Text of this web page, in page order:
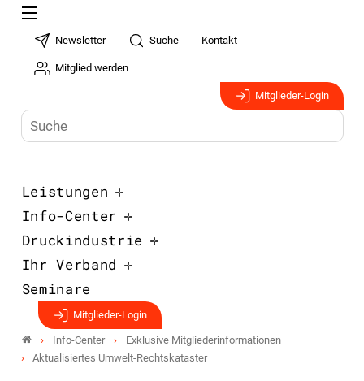
Newsletter Suche Kontakt
Mitglied werden
Mitglieder-Login
Leistungen
Info-Center
Druckindustrie
Ihr Verband
Seminare
Mitglieder-Login
Info-Center
Exklusive Mitgliederinformationen
Aktualisiertes Umwelt-Rechtskataster